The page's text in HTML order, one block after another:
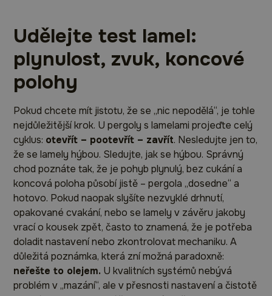
Udělejte test lamel:
plynulost, zvuk, koncové
polohy
Pokud chcete mít jistotu, že se „nic nepodělá“, je tohle
nejdůležitější krok. U pergoly s lamelami projeďte celý
cyklus: otevřít – pootevřít – zavřít. Nesledujte jen to,
že se lamely hýbou. Sledujte, jak se hýbou. Správný
chod poznáte tak, že je pohyb plynulý, bez cukání a
koncová poloha působí jistě – pergola „dosedne“ a
hotovo. Pokud naopak slyšíte nezvyklé drhnutí,
opakované cvakání, nebo se lamely v závěru jakoby
vrací o kousek zpět, často to znamená, že je potřeba
doladit nastavení nebo zkontrolovat mechaniku. A
důležitá poznámka, která zní možná paradoxně:
neřešte to olejem. U kvalitních systémů nebývá
problém v „mazání“, ale v přesnosti nastavení a čistotě